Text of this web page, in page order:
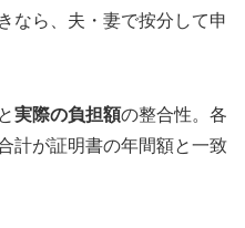
なら、夫・妻で按分して申
実際の負担額の整合性。各
計が証明書の年間額と一致